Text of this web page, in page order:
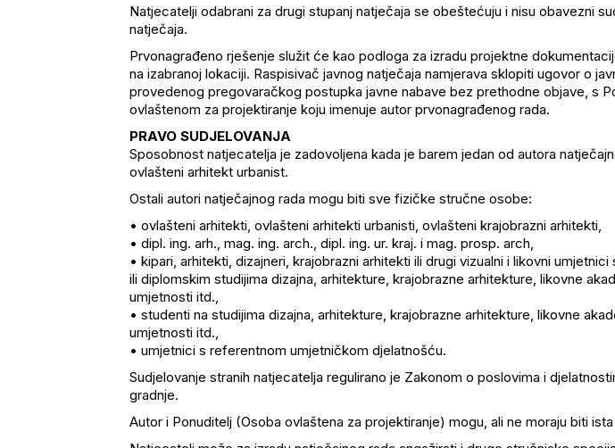
Natjecatelji odabrani za drugi stupanj natječaja se obeštećuju i nisu obavezni
natječaja.
Prvonagrađeno rješenje služit će kao podloga za izradu projektne
na izabranoj lokaciji. Raspisivač javnog natječaja namjerava sklopiti ugovor o
provedenog pregovaračkog postupka javne nabave bez prethodne objave, s
ovlaštenom za projektiranje koju imenuje autor prvonagrađenog rada.
PRAVO SUDJELOVANJA
Sposobnost natjecatelja je zadovoljena kada je barem jedan od autora
ovlašteni arhitekt urbanist.
Ostali autori natječajnog rada mogu biti sve fizičke stručne osobe:
• ovlašteni arhitekti, ovlašteni arhitekti urbanisti, ovlašteni krajobrazni arhitekti,
• dipl. ing. arh., mag. ing. arch., dipl. ing. ur. kraj. i mag. prosp. arch,
• kipari, arhitekti, dizajneri, krajobrazni arhitekti ili drugi vizualni i likovni
ili diplomskim studijima dizajna, arhitekture, krajobrazne arhitekture, likovne
umjetnosti itd.,
• studenti na studijima dizajna, arhitekture, krajobrazne arhitekture, likovne
umjetnosti itd.,
• umjetnici s referentnom umjetničkom djelatnošću.
Sudjelovanje stranih natjecatelja regulirano je Zakonom o poslovima i
gradnje.
Autor i Ponuditelj (Osoba ovlaštena za projektiranje) mogu, ali ne moraju biti